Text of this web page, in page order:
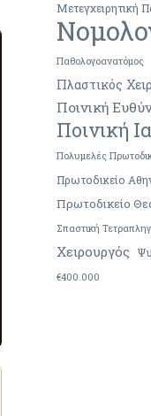
Μετεγχειρητική
Παθολογοανατόμος
Πλαστικός
Ποινική
Ποινική
Πολυμελές
Πρωτοδικείο
Πρωτοδικείο
Σπαστική
Χειρουργός
€400.000